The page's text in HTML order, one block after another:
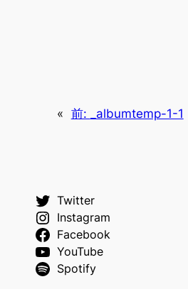
« 前: _albumtemp-1-1
Twitter
Instagram
Facebook
YouTube
Spotify